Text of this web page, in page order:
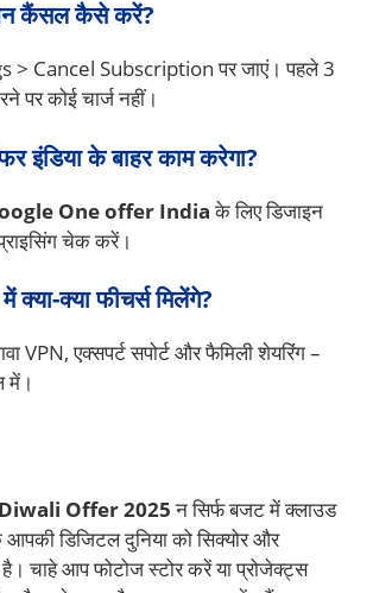
कैंसल कैसे करें?
> Cancel Subscription पर जाएं। पहले 3
पर कोई चार्ज नहीं।
इंडिया के बाहर काम करेगा?
One offer Indiaके लिए डिजाइन
चेक करें।
क्या-क्या फीचर्स मिलेंगे?
VPN, एक्सपर्ट सपोर्ट और फैमिली शेयरिंग –
में।
Offer 2025न सिर्फ बजट में क्लाउड
आपकी डिजिटल दुनिया को सिक्योर और
चाहे आप फोटोज स्टोर करें या प्रोजेक्ट्स